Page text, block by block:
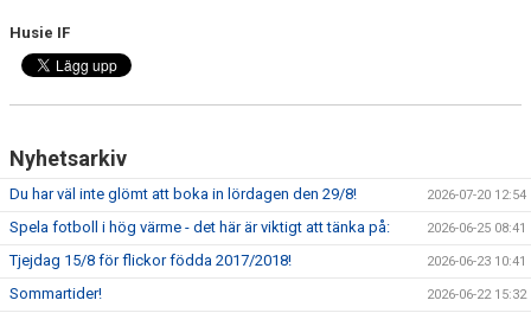
Husie IF
Nyhetsarkiv
Du har väl inte glömt att boka in lördagen den 29/8! 2026-07-20 12:54
Spela fotboll i hög värme - det här är viktigt att tänka på: 2026-06-25 08:41
Tjejdag 15/8 för flickor födda 2017/2018! 2026-06-23 10:41
Sommartider! 2026-06-22 15:32